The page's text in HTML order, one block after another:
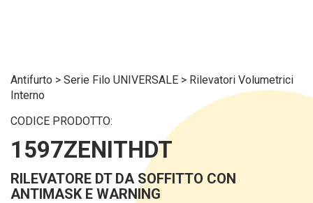
Antifurto > Serie Filo UNIVERSALE > Rilevatori Volumetrici
Interno
CODICE PRODOTTO:
1597ZENITHDT
RILEVATORE DT DA SOFFITTO CON
ANTIMASK E WARNING